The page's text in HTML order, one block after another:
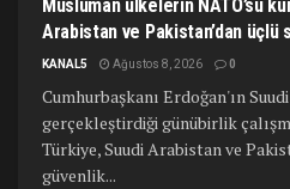
Müslüman ülkelerin NATO’su
Arabistan ve Pakistan’dan üçlü
KANAL5 Ağustos 8, 2026 0
Cumhurbaşkanı Erdoğan'ın
gerçekleştirdiği günübirlik
Türkiye, Suudi Arabistan ve
güvenlik...